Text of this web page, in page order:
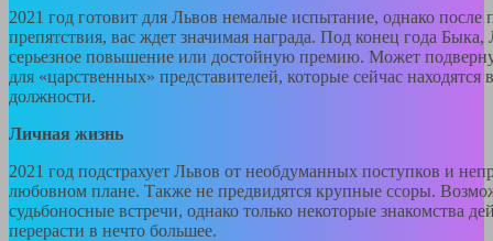
2021 год готовит для Львов немалые испытание, однако после
препятствия, вас ждет значимая награда. Под конец года
серьезное повышение или достойную премию. Может
для «царственных» представителей, которые сейчас находятся
должности.
Личная жизнь
2021 год подстрахует Львов от необдуманных поступков и
любовном плане. Также не предвидятся крупные ссоры.
судьбоносные встречи, однако только некоторые знакомства
перерасти в нечто большее.